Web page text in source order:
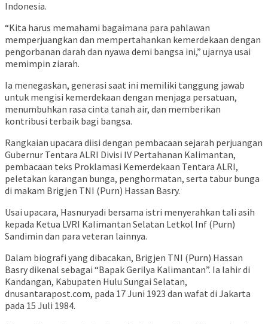
Indonesia.
“Kita harus memahami bagaimana para pahlawan
memperjuangkan dan mempertahankan kemerdekaan dengan
pengorbanan darah dan nyawa demi bangsa ini,” ujarnya usai
memimpin ziarah.
Ia menegaskan, generasi saat ini memiliki tanggung jawab
untuk mengisi kemerdekaan dengan menjaga persatuan,
menumbuhkan rasa cinta tanah air, dan memberikan
kontribusi terbaik bagi bangsa.
Rangkaian upacara diisi dengan pembacaan sejarah perjuangan
Gubernur Tentara ALRI Divisi IV Pertahanan Kalimantan,
pembacaan teks Proklamasi Kemerdekaan Tentara ALRI,
peletakan karangan bunga, penghormatan, serta tabur bunga
di makam Brigjen TNI (Purn) Hassan Basry.
Usai upacara, Hasnuryadi bersama istri menyerahkan tali asih
kepada Ketua LVRI Kalimantan Selatan Letkol Inf (Purn)
Sandimin dan para veteran lainnya.
Dalam biografi yang dibacakan, Brigjen TNI (Purn) Hassan
Basry dikenal sebagai “Bapak Gerilya Kalimantan”. Ia lahir di
Kandangan, Kabupaten Hulu Sungai Selatan,
dnusantarapost.com, pada 17 Juni 1923 dan wafat di Jakarta
pada 15 Juli 1984.